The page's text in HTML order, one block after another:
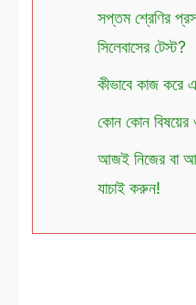
সপ্তম শ্রেণির
সিলেবাসের টেস্ট?
কীভাবে কাজ করে
কোন কোন বিষয়ের
আজই নিজের বা
যাচাই করুন!